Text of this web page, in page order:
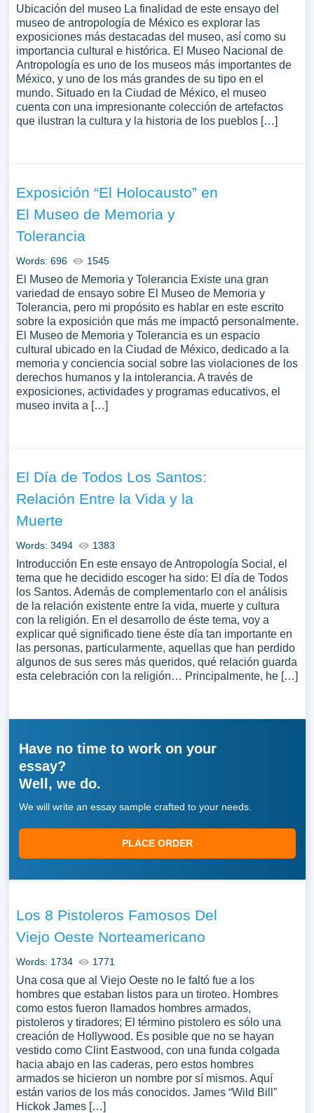
Ubicación del museo La finalidad de este ensayo del
museo de antropología de México es explorar las
exposiciones más destacadas del museo, así como su
importancia cultural e histórica. El Museo Nacional de
Antropología es uno de los museos más importantes de
México, y uno de los más grandes de su tipo en el
mundo. Situado en la Ciudad de México, el museo
cuenta con una impresionante colección de artefactos
que ilustran la cultura y la historia de los pueblos […]
Exposición “El Holocausto” en
El Museo de Memoria y
Tolerancia
Words: 696 1545
El Museo de Memoria y Tolerancia Existe una gran
variedad de ensayo sobre El Museo de Memoria y
Tolerancia, pero mi propósito es hablar en este escrito
sobre la exposición que más me impactó personalmente.
El Museo de Memoria y Tolerancia es un espacio
cultural ubicado en la Ciudad de México, dedicado a la
memoria y conciencia social sobre las violaciones de los
derechos humanos y la intolerancia. A través de
exposiciones, actividades y programas educativos, el
museo invita a […]
El Día de Todos Los Santos:
Relación Entre la Vida y la
Muerte
Words: 3494 1383
Introducción En este ensayo de Antropología Social, el
tema que he decidido escoger ha sido: El día de Todos
los Santos. Además de complementarlo con el análisis
de la relación existente entre la vida, muerte y cultura
con la religión. En el desarrollo de éste tema, voy a
explicar qué significado tiene éste día tan importante en
las personas, particularmente, aquellas que han perdido
algunos de sus seres más queridos, qué relación guarda
esta celebración con la religión… Principalmente, he […]
Have no time to work on your
essay?
Well, we do.
We will write an essay sample crafted to your needs.
PLACE ORDER
Los 8 Pistoleros Famosos Del
Viejo Oeste Norteamericano
Words: 1734 1771
Una cosa que al Viejo Oeste no le faltó fue a los
hombres que estaban listos para un tiroteo. Hombres
como estos fueron llamados hombres armados,
pistoleros y tiradores; El término pistolero es sólo una
creación de Hollywood. Es posible que no se hayan
vestido como Clint Eastwood, con una funda colgada
hacia abajo en las caderas, pero estos hombres
armados se hicieron un nombre por sí mismos. Aquí
están varios de los más conocidos. James “Wild Bill”
Hickok James […]